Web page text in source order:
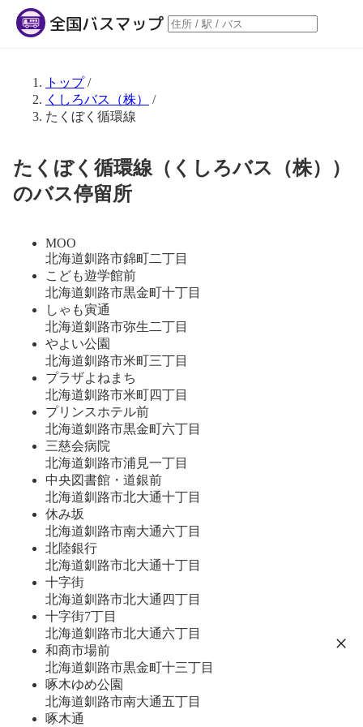
トップ/
くしろバス（株）
/
たくぼく循環線
たくぼく循環線（くしろバス（株））
のバス停留所
MOO
北海道釧路市錦町二丁目
こども遊学館前
北海道釧路市黒金町十丁目
しゃも寅通
北海道釧路市弥生二丁目
やよい公園
北海道釧路市米町三丁目
プラザよねまち
北海道釧路市米町四丁目
プリンスホテル前
北海道釧路市黒金町六丁目
三慈会病院
北海道釧路市浦見一丁目
中央図書館・道銀前
北海道釧路市北大通十丁目
休み坂
北海道釧路市南大通六丁目
北陸銀行
北海道釧路市北大通十丁目
十字街
北海道釧路市北大通四丁目
十字街7丁目
北海道釧路市北大通六丁目
和商市場前
北海道釧路市黒金町十三丁目
啄木ゆめ公園
北海道釧路市南大通五丁目
啄木通